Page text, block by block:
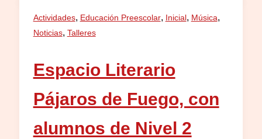
Actividades, Educación Preescolar, Inicial, Música,
Noticias, Talleres
Espacio Literario
Pájaros de Fuego, con
alumnos de Nivel 2